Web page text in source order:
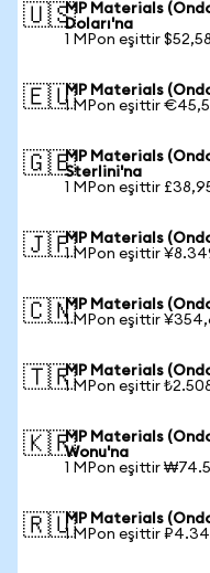
🇺🇸MP Materials
Doları'na
1 MPon eşittir $52,58
🇪🇺MP Materials
1 MPon eşittir
🇬🇧MP Materials
Sterlini'na
1 MPon eşittir
🇯🇵MP Materials
1 MPon eşittir
🇨🇳MP Materials
1 MPon eşittir
🇹🇷MP Materials
1 MPon eşittir
🇰🇷MP Materials
Wonu'na
1 MPon eşittir
🇷🇺MP Materials
1 MPon eşittir